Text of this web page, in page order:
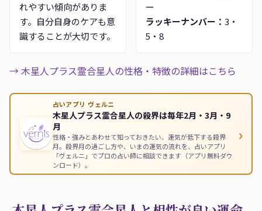
れやすい傾向がありま
す。自分自身のケアも意
識することが大切です。
ー
ラッキーナンバー： 3・
5・8
→ 木星人プラス霊合星人の性格・特徴の詳細はこちら
占いアプリ ヴェルニ
木星人プラス霊合星人の殺界は毎年2月・3月・9
月
性格・強みとあわせて知っておきたい、運気が低下する殺界
月。殺界月の過ごし方や、いまの運気の流れを、占いアプリ
「ヴェルニ」でプロの占い師に相談できます（アプリ無料ダウ
ンロード）。
›